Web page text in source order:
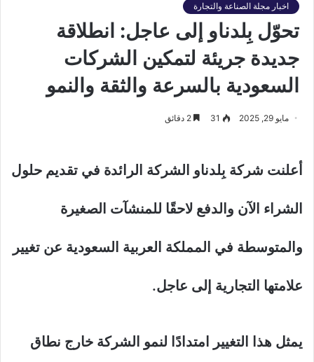
اخبار مجلة الصناعة والتجارة
تحوّل بِلدناو إلى عاجل: انطلاقة
جديدة جريئة لتمكين الشركات
السعودية بالسرعة والثقة والنمو
مايو 29, 2025 31
أعلنت شركة بِلدناو الشركة الرائدة في تقديم حلول
الشراء الآن والدفع لاحقًا للمنشآت الصغيرة
والمتوسطة في المملكة العربية السعودية عن تغيير
علامتها التجارية إلى عاجل.
يمثل هذا التغيير امتدادًا لنمو الشركة خارج نطاق